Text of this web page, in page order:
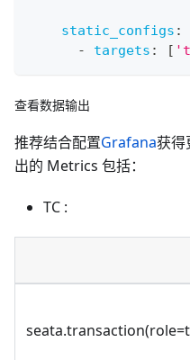
static_configs :
-
targets : [
查看数据输出
推荐结合配置Grafana获得
出的 Metrics 包括：
TC :